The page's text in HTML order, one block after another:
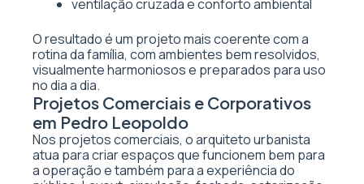
ventilação cruzada e conforto ambiental
O resultado é um projeto mais coerente com a
rotina da família, com ambientes bem resolvidos,
visualmente harmoniosos e preparados para uso
no dia a dia.
Projetos Comerciais e Corporativos
em Pedro Leopoldo
Nos projetos comerciais, o arquiteto urbanista
atua para criar espaços que funcionem bem para
a operação e também para a experiência do